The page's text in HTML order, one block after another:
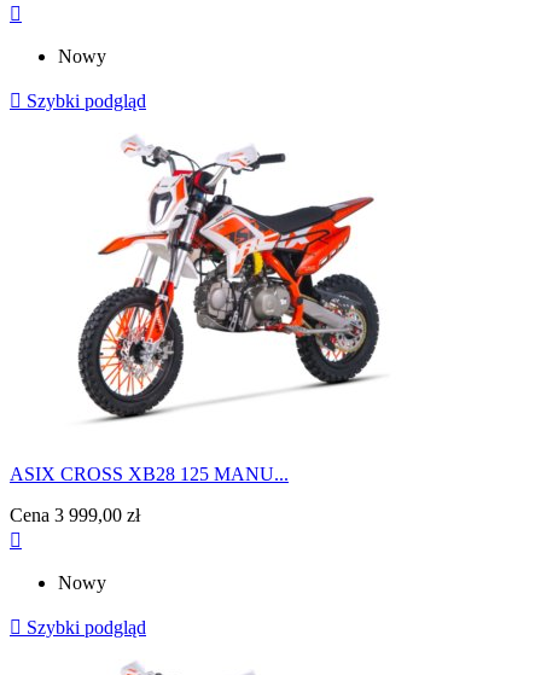

Nowy
 Szybki podgląd
ASIX CROSS XB28 125 MANU...
Cena 3 999,00 zł

Nowy
 Szybki podgląd